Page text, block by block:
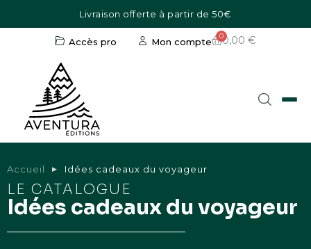
Livraison offerte à partir de 50€
Accès pro Mon compte 0,00 €
Accueil Idées cadeaux du voyageur
LE CATALOGUE
Idées cadeaux du voyageur